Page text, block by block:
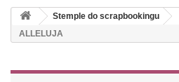
Stemple do scrapbookingu
ALLELUJA